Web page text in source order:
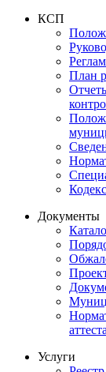
КСП
План
Документы
Услуги